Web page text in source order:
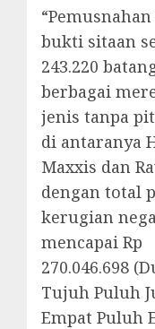
bukti sitaan
243.220
berbagai
jenis tanpa
di antaranya
Maxxis dan
dengan total
kerugian
mencapai Rp
270.046.698
Tujuh Puluh
Empat Puluh